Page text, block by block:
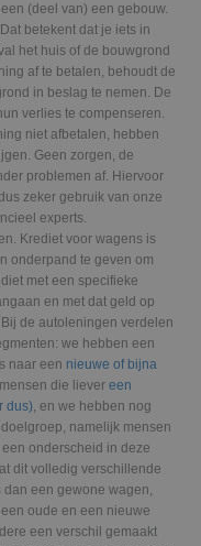
(deel van) een gebouw.
betekent dat je iets in
het huis of de bouwgrond
af te betalen, behoudt de
in beslag te nemen. De
verlies te compenseren.
niet afbetalen, hebben
Geen zorgen, de
problemen af. Hiervoor
zeker gebruik van onze
experts.
Krediet voor wagens is
onderpand te geven om
met een specifieke
en met dat geld op
de autoleningen verdelen
we hebben een
naar een nieuwe of bijna
die liever een
dus), en we hebben nog
namelijk mensen
onderscheid in deze
dit volledig verschillende
een gewone wagen,
oude en een nieuwe
een verschil gemaakt